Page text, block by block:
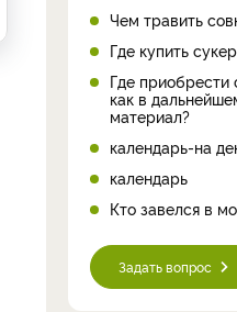
Чем травить
Где купить
Где приобрести
как в
материал?
календарь-на
календарь
Кто завелся в
Задать вопрос